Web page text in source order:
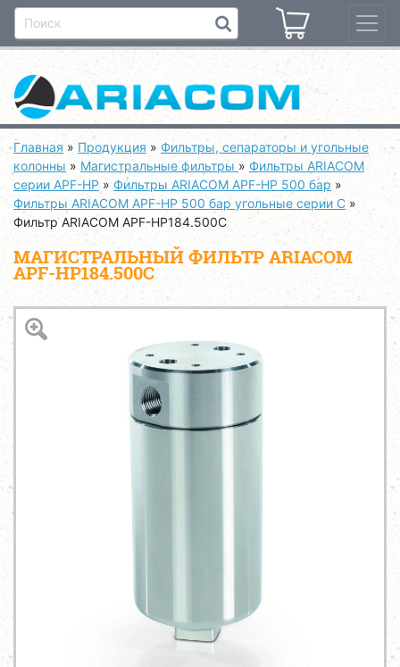
Главная » Продукция » Фильтры, сепараторы и угольные
колонны » Магистральные фильтры » Фильтры ARIACOM
серии APF-HP » Фильтры ARIACOM APF-HP 500 бар »
Фильтры ARIACOM APF-HP 500 бар угольные серии С »
Фильтр ARIACOM APF-HP184.500C
МАГИСТРАЛЬНЫЙ ФИЛЬТР ARIACOM
APF-HP184.500C